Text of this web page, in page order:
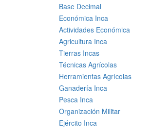
Base Decimal
Económica Inca
Actividades Económica
Agricultura Inca
Tierras Incas
Técnicas Agrícolas
Herramientas Agrícolas
Ganadería Inca
Pesca Inca
Organización Militar
Ejército Inca